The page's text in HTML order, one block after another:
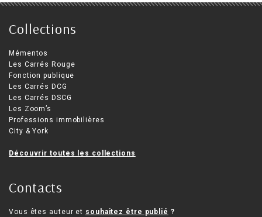
Collections
Mémentos
Les Carrés Rouge
Fonction publique
Les Carrés DCG
Les Carrés DSCG
Les Zoom’s
Professions immobilières
City & York
Découvrir toutes les collections
Contacts
Vous êtes auteur et souhaitez être publié ?